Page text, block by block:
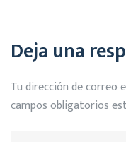
Deja una
Tu dirección de correo
campos obligatorios